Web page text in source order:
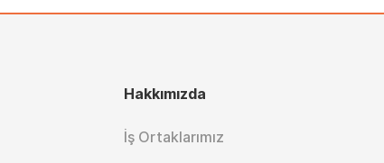
Hakkımızda
İş Ortaklarımız